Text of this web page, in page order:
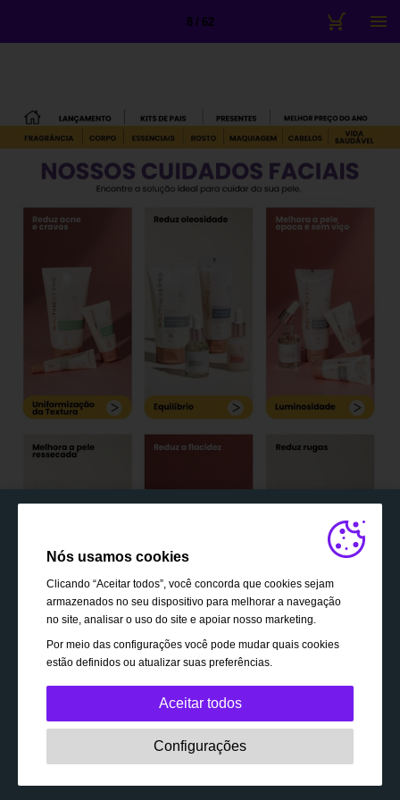
8 / 62
Seja consultor(a)
Nós usamos cookies
Clicando “Aceitar todos”, você concorda que cookies sejam
armazenados no seu dispositivo para melhorar a navegação
no site, analisar o uso do site e apoiar nosso marketing.
Por meio das configurações você pode mudar quais cookies
estão definidos ou atualizar suas preferências.
Aceitar todos
Estritamente necessário:
Esses cookies são essenciais
para permitir a funcionalidade básica, como navegação,
Configurações